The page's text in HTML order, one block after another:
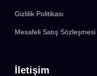
Gizlilik Politikası
Mesafeli Satış Sözleşmesi
İletişim